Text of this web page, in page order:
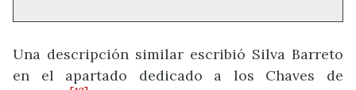
Una descripción similar escribió Silva Barreto
en el apartado dedicado a los Chaves de